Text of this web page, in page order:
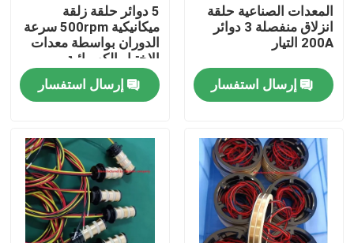
حلقة زلة موصلة
حلقة الانزلاق عالية السرعة
حلقة زلقة مضادة للماء
حلقات زلة الإشارة
من خلال حلقة الانزلاق ثقب
المعدات الصناعية حلقة
انزلاق منفصلة 3 دوائر
200A التيار
إرسال استفسار
5 دوائر حلقة زلقة
ميكانيكية 500rpm سرعة
الدوران بواسطة معدات
الاختبار الكهربائية
إرسال استفسار